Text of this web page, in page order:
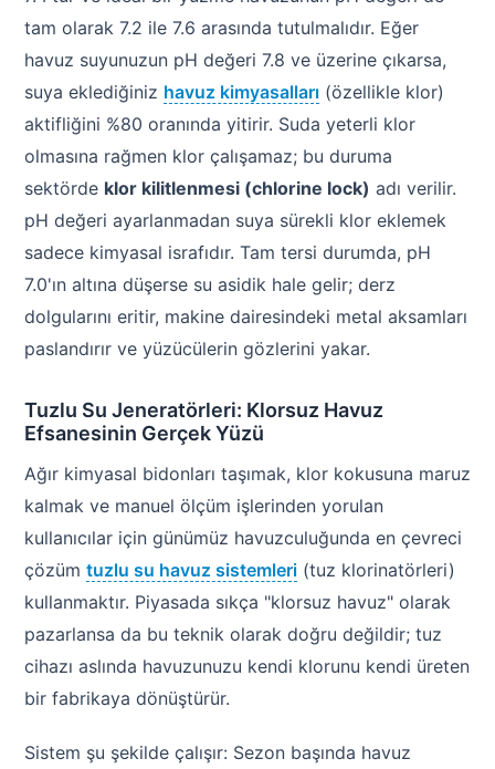
tam olarak 7.2 ile 7.6 arasında tutulmalıdır. Eğer
havuz suyunuzun pH değeri 7.8 ve üzerine çıkarsa,
suya eklediğiniz havuz kimyasalları (özellikle klor)
aktifliğini %80 oranında yitirir. Suda yeterli klor
olmasına rağmen klor çalışamaz; bu duruma
sektörde klor kilitlenmesi (chlorine lock) adı verilir.
pH değeri ayarlanmadan suya sürekli klor eklemek
sadece kimyasal israfıdır. Tam tersi durumda, pH
7.0'ın altına düşerse su asidik hale gelir; derz
dolgularını eritir, makine dairesindeki metal aksamları
paslandırır ve yüzücülerin gözlerini yakar.
Tuzlu Su Jeneratörleri: Klorsuz Havuz
Efsanesinin Gerçek Yüzü
Ağır kimyasal bidonları taşımak, klor kokusuna maruz
kalmak ve manuel ölçüm işlerinden yorulan
kullanıcılar için günümüz havuzculuğunda en çevreci
çözüm tuzlu su havuz sistemleri (tuz klorinatörleri)
kullanmaktır. Piyasada sıkça "klorsuz havuz" olarak
pazarlansa da bu teknik olarak doğru değildir; tuz
cihazı aslında havuzunuzu kendi klorunu kendi üreten
bir fabrikaya dönüştürür.
Sistem şu şekilde çalışır: Sezon başında havuz